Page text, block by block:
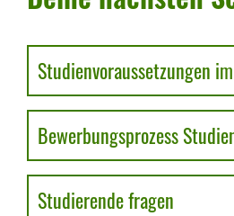
Studienvoraussetzungen
Bewerbungsprozess
Studierende fragen